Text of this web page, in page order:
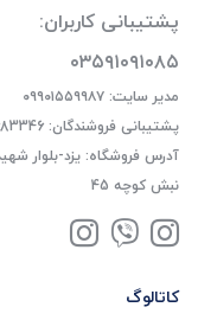
پشتیبانی کاربران:
۰۳۵۹۱۰۹۱۰۸۵
مدیر سایت: ۰۹۹۰۱۵۵۹۹۸۷
پشتیبانی فروشندگان: 09139683346
آدرس فروشگاه: یزد-بلوار
نبش کوچه 45
کاتالوگ